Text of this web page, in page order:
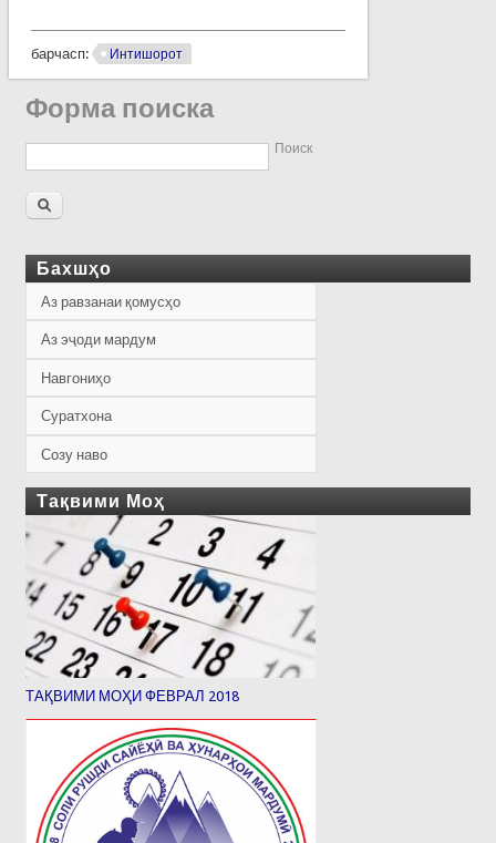
барчасп: Интишорот
Форма поиска
Поиск
Бахшҳо
Аз равзанаи қомусҳо
Аз эҷоди мардум
Навгониҳо
Суратхона
Созу наво
Тақвими Моҳ
ТАҚВИМИ МОҲИ ФЕВРАЛ 2018